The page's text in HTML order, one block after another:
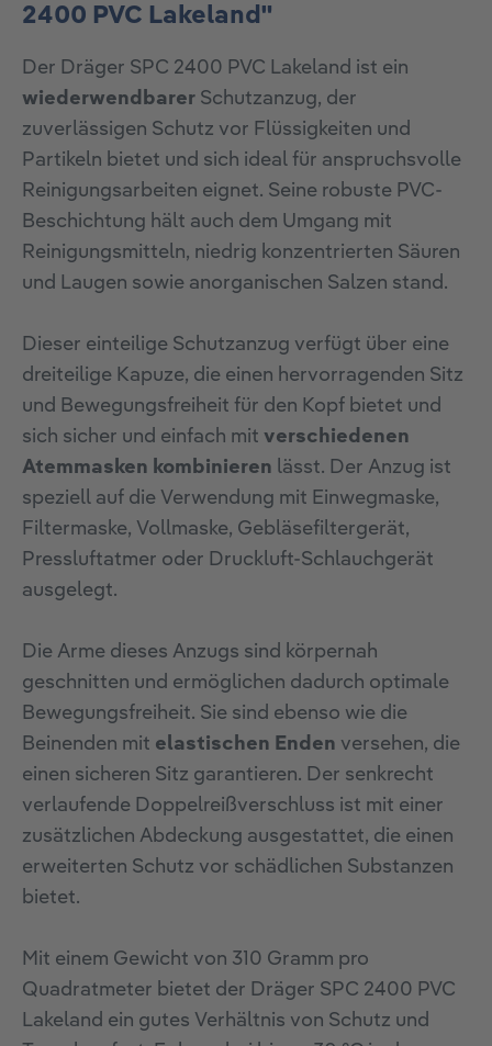
2400 PVC Lakeland"
Der Dräger SPC 2400 PVC Lakeland ist ein
wiederwendbarer Schutzanzug, der
zuverlässigen Schutz vor Flüssigkeiten und
Partikeln bietet und sich ideal für anspruchsvolle
Reinigungsarbeiten eignet. Seine robuste PVC-
Beschichtung hält auch dem Umgang mit
Reinigungsmitteln, niedrig konzentrierten Säuren
und Laugen sowie anorganischen Salzen stand.
Dieser einteilige Schutzanzug verfügt über eine
dreiteilige Kapuze, die einen hervorragenden Sitz
und Bewegungsfreiheit für den Kopf bietet und
sich sicher und einfach mit verschiedenen
Atemmasken kombinieren lässt. Der Anzug ist
speziell auf die Verwendung mit Einwegmaske,
Filtermaske, Vollmaske, Gebläsefiltergerät,
Pressluftatmer oder Druckluft-Schlauchgerät
ausgelegt.
Die Arme dieses Anzugs sind körpernah
geschnitten und ermöglichen dadurch optimale
Bewegungsfreiheit. Sie sind ebenso wie die
Beinenden mit elastischen Enden versehen, die
einen sicheren Sitz garantieren. Der senkrecht
verlaufende Doppelreißverschluss ist mit einer
zusätzlichen Abdeckung ausgestattet, die einen
erweiterten Schutz vor schädlichen Substanzen
bietet.
Mit einem Gewicht von 310 Gramm pro
Quadratmeter bietet der Dräger SPC 2400 PVC
Lakeland ein gutes Verhältnis von Schutz und